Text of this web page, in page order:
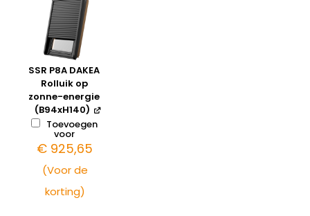
SSR P8A DAKEA
Rolluik op
zonne-energie
(B94xH140)
Toevoegen
voor
€ 925,65
(Voor de
korting)